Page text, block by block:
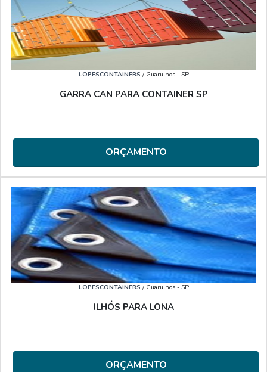
LOPESCONTAINERS / Guarulhos - SP
GARRA CAN PARA CONTAINER SP
ORÇAMENTO
LOPESCONTAINERS / Guarulhos - SP
ILHÓS PARA LONA
ORÇAMENTO